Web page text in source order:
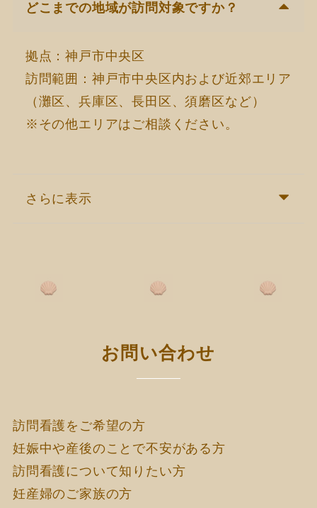
どこまでの地域が訪問対象ですか？
拠点：神戸市中央区
訪問範囲：神戸市中央区内および近郊エリア
（灘区、兵庫区、長田区、須磨区など）
※その他エリアはご相談ください。
さらに表示
お問い合わせ
訪問看護をご希望の方
妊娠中や産後のことで不安がある方
訪問看護について知りたい方
妊産婦のご家族の方